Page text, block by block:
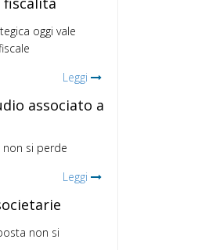
oggi vale
Leggi
associato a
si perde
Leggi
non si